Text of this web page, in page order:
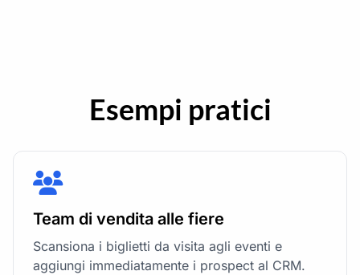
Esempi pratici
Team di vendita alle fiere
Scansiona i biglietti da visita agli eventi e
aggiungi immediatamente i prospect al CRM.